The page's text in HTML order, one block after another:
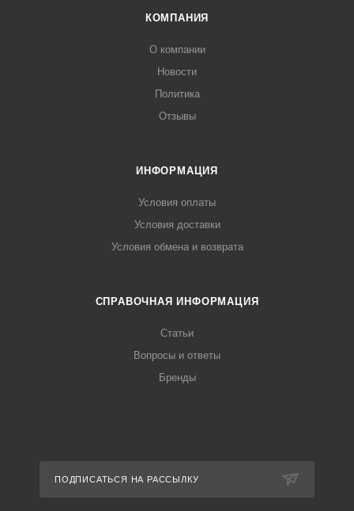
КОМПАНИЯ
О компании
Новости
Политика
Отзывы
ИНФОРМАЦИЯ
Условия оплаты
Условия доставки
Условия обмена и возврата
СПРАВОЧНАЯ ИНФОРМАЦИЯ
Статьи
Вопросы и ответы
Бренды
ПОДПИСАТЬСЯ НА РАССЫЛКУ